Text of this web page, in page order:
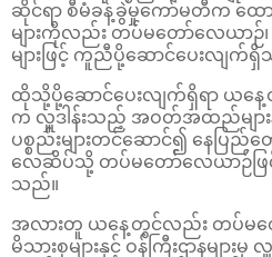
ဆိုင်ရာ စီမံခန့်ခွဲမှုကော်မတီက ထေ
များကိုလည်း တပ်မတော်လေယာဉ်၊
များဖြင့် ကူညီပို့ဆောင်ပေးလျက်
ထိုသို့ပို့ဆောင်ပေးလျက်ရှိရာ ယနေ့
က လှူဒါန်းသည့် အဝတ်အထည်များ
ပစ္စည်းများတင်ဆောင်၍ နေပြ
လေဆိပ်သို့ တပ်မတော်လေယာဉ်ဖြင့်
သည်။
အလားတူ ယနေ့တွင်လည်း တပ်မတေ
မိသားစုများနှင့် ဝန်ကြီးဌာနမျာ